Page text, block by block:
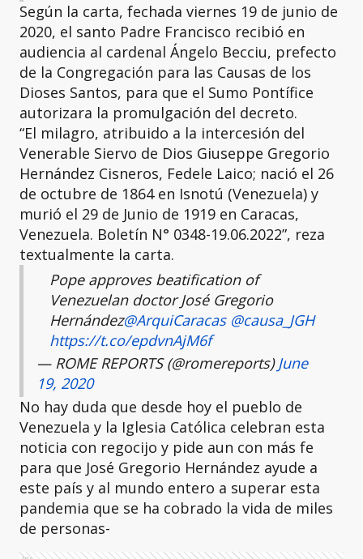
Según la carta, fechada viernes 19 de junio de
2020, el santo Padre Francisco recibió en
audiencia al cardenal Ángelo Becciu, prefecto
de la Congregación para las Causas de los
Dioses Santos, para que el Sumo Pontífice
autorizara la promulgación del decreto.
“El milagro, atribuido a la intercesión del
Venerable Siervo de Dios Giuseppe Gregorio
Hernández Cisneros, Fedele Laico; nació el 26
de octubre de 1864 en Isnotú (Venezuela) y
murió el 29 de Junio de 1919 en Caracas,
Venezuela. Boletín N° 0348-19.06.2022”, reza
textualmente la carta.
Pope approves beatification of
Venezuelan doctor José Gregorio
Hernández@ArquiCaracas @causa_JGH
https://t.co/epdvnAjM6f
— ROME REPORTS (@romereports)June
19, 2020
No hay duda que desde hoy el pueblo de
Venezuela y la Iglesia Católica celebran esta
noticia con regocijo y pide aun con más fe
para que José Gregorio Hernández ayude a
este país y al mundo entero a superar esta
pandemia que se ha cobrado la vida de miles
de personas-